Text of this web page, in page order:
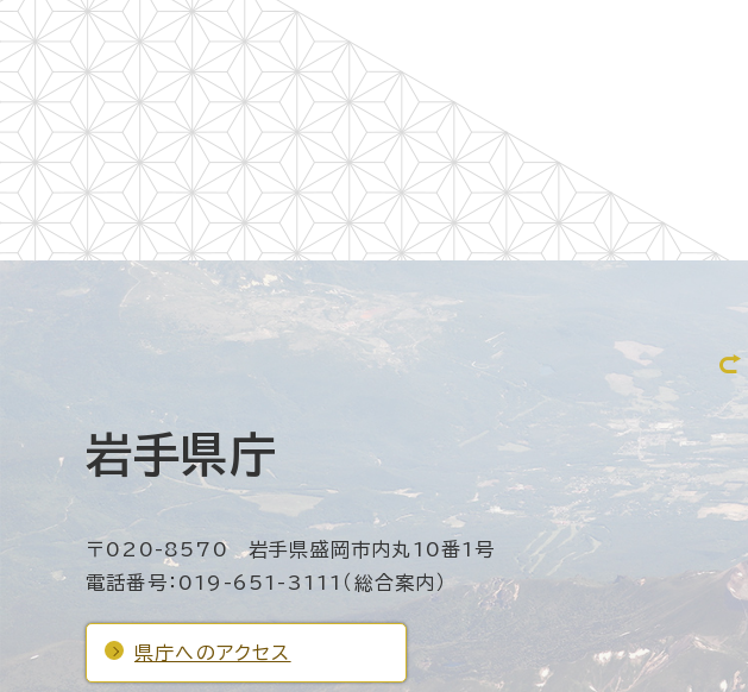
岩手県庁
〒020-8570 岩手県盛岡市内丸10番1号
電話番号：019-651-3111（総合案内）
県庁へのアクセス